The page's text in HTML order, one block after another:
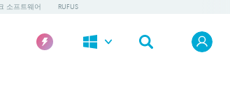
소프트웨어 RUFUS